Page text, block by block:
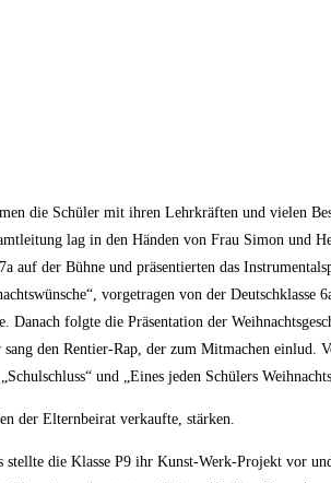
die Schüler mit ihren Lehrkräften und vielen
lag in den Händen von Frau Simon und
der Bühne und präsentierten das
vorgetragen von der Deutschklasse
Danach folgte die Präsentation der
den Rentier-Rap, der zum Mitmachen einlud.
und „Eines jeden Schülers
der Elternbeirat verkaufte, stärken.
die Klasse P9 ihr Kunst-Werk-Projekt vor